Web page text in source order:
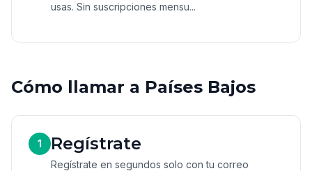
usas. Sin suscripciones mensu...
Cómo llamar a Países Bajos
1 Regístrate
Regístrate en segundos solo con tu correo